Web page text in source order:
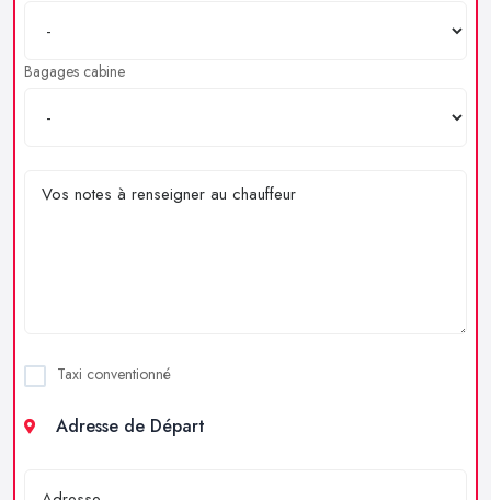
Bagages cabine
Taxi conventionné
Adresse de Départ